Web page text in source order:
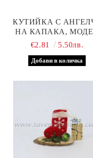
КУТИЙКА С
НА КАПАКА,
ЧЕТИРИ
€2.81 5.50лв.